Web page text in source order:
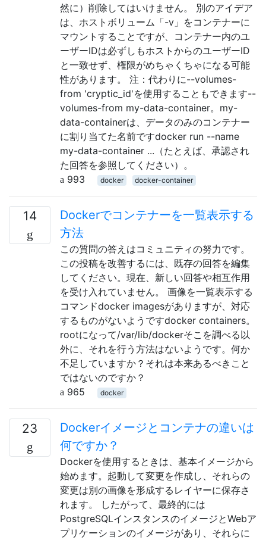
然に）削除してはいけません。 別のアイデア
は、ホストボリューム「-v」をコンテナーに
マウントすることですが、コンテナー内のユ
ーザーIDは必ずしもホストからのユーザーID
と一致せず、権限がめちゃくちゃになる可能
性があります。 注：代わりに--volumes-
from 'cryptic_id'を使用することもできます--
volumes-from my-data-container。my-
data-containerは、データのみのコンテナー
に割り当てた名前ですdocker run --name
my-data-container ...（たとえば、承認され
た回答を参照してください）。
993
docker docker-container
14
Dockerでコンテナーを一覧表示する
方法
この質問の答えはコミュニティの努力です。
この投稿を改善するには、既存の回答を編集
してください。現在、新しい回答や相互作用
を受け入れていません。 画像を一覧表示する
コマンドdocker imagesがありますが、対応
するものがないようですdocker containers。
rootになって/var/lib/dockerそこを調べる以
外に、それを行う方法はないようです。何か
不足していますか？それは本来あるべきこと
ではないのですか？
965
docker
23
Dockerイメージとコンテナの違いは
何ですか？
Dockerを使用するときは、基本イメージから
始めます。起動して変更を作成し、それらの
変更は別の画像を形成するレイヤーに保存さ
れます。 したがって、最終的には
PostgreSQLインスタンスのイメージとWebア
プリケーションのイメージがあり、それらに